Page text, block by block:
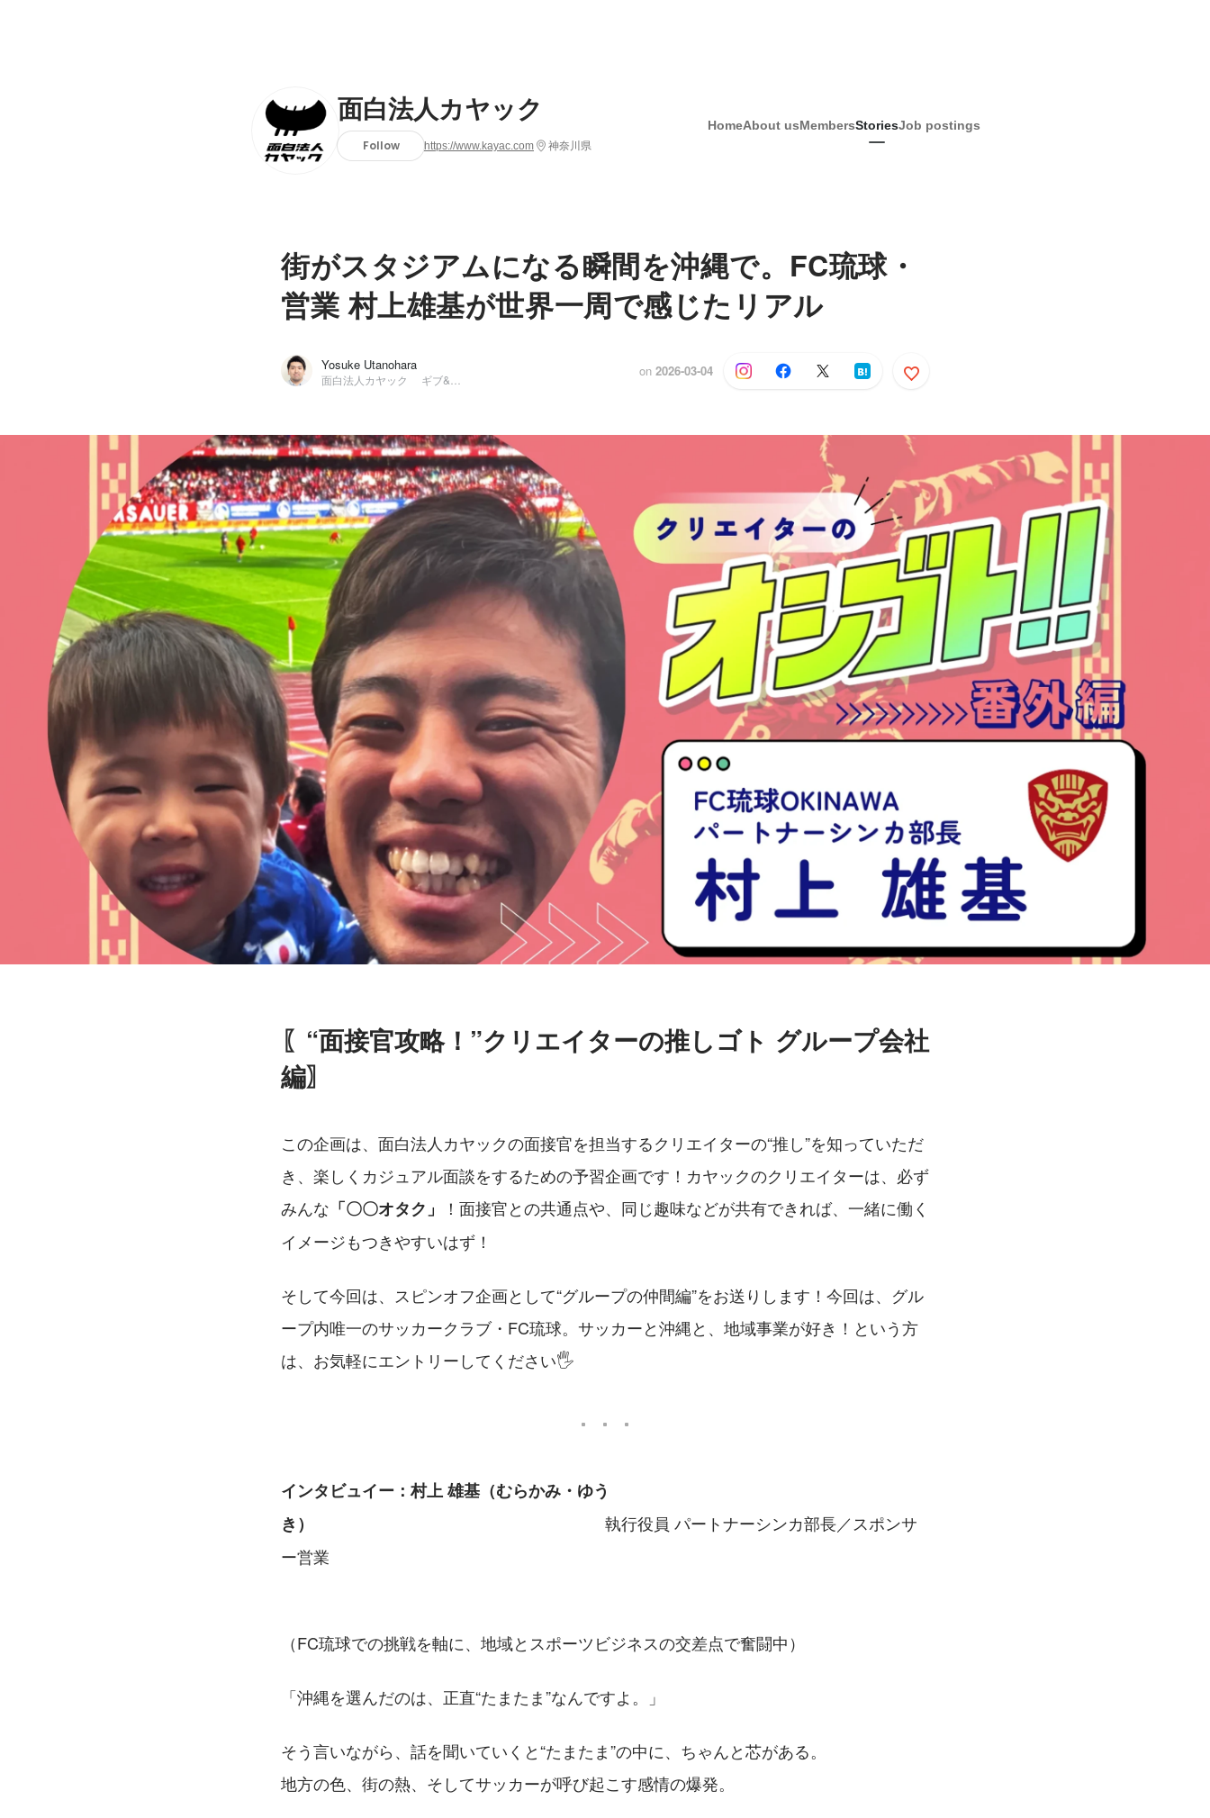
面白法人カヤック
Follow https://www.kayac.com 神奈川県
HomeAbout usMembersStoriesJob postings
街がスタジアムになる瞬間を沖縄で。FC琉球・
営業 村上雄基が世界一周で感じたリアル
Yosuke Utanohara on 2026-03-04
〖“面接官攻略！”クリエイターの推しゴト グループ会社
編〗
この企画は、面白法人カヤックの面接官を担当するクリエイターの“推し”を知っていただ
き、楽しくカジュアル面談をするための予習企画です！カヤックのクリエイターは、必ず
みんな 「〇〇オタク」
！面接官との共通点や、同じ趣味などが共有できれば、一緒に働く
イメージもつきやすいはず！
そして今回は、スピンオフ企画として“グループの仲間編”をお送りします！今回は、グル
ープ内唯一のサッカークラブ・FC琉球。サッカーと沖縄と、地域事業が好き！という方
は、お気軽にエントリーしてください🖐️
インタビュイー：村上 雄基（むらかみ・ゆう
き） 執行役員 パートナーシンカ部長／スポンサ
ー営業
（FC琉球での挑戦を軸に、地域とスポーツビジネスの交差点で奮闘中）
「沖縄を選んだのは、正直“たまたま”なんですよ。」
そう言いながら、話を聞いていくと“たまたま”の中に、ちゃんと芯がある。
地方の色、街の熱、そしてサッカーが呼び起こす感情の爆発。
Yosuke Utanohara